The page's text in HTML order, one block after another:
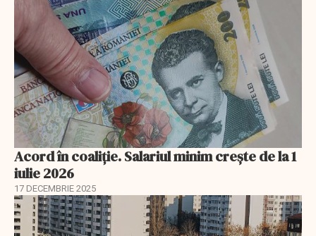
Acord în coaliție. Salariul minim crește de la 1
iulie 2026
17 DECEMBRIE 2025